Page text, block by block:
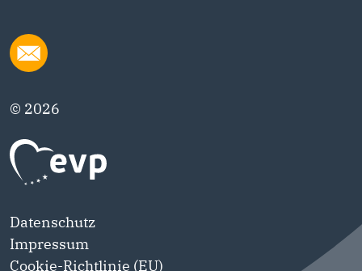
© 2026
Datenschutz
Impressum
Cookie-Richtlinie (EU)